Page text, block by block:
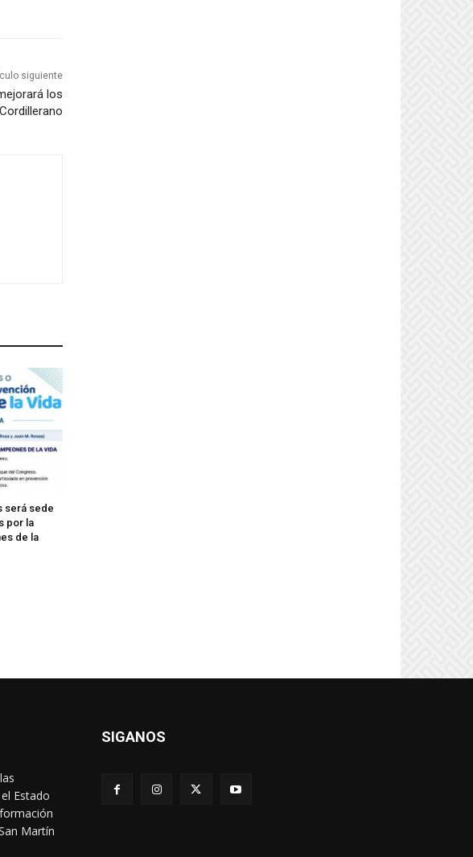
siguiente
los
será sede
por la
de la
Estado
Martín
SIGANOS